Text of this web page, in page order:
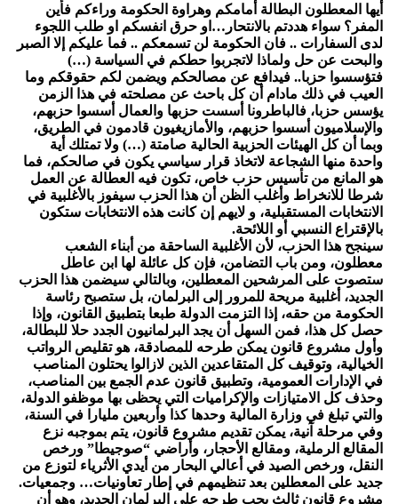
أيها المعطلون البطالة أمامكم وهراوة الحكومة وراءكم فأين
المفر؟ سواء هددتم بالانتحار…او حرق انفسكم او طلب اللجوء
لدى السفارات .. فان الحكومة لن تسمعكم .. فما عليكم إلا الصبر
والبحت عن حل ولماذا لاتجربوا حطكم في السياسة (…)
فتؤسسوا حزبا.. فيدافع عن مصالحكم ويضمن لكم حقوقكم وما
العيب في ذلك مادام أن كل باحث عن مصلحته في هذا الزمن
يؤسس حزبا، فالباطرونا أسست حزبها والعمال أسسوا حزبهم،
والإسلاميون أسسوا حزبهم، والأمازيغيون قادمون في الطريق،
وبما أن كل الهيئات الحزبية الحالية صامتة (…) ولا تمتلك أية
واحدة منها الشجاعة لاتخاذ قرار سياسي يكون في صالحكم، فما
هو المانع من تأسيس حزب خاص، تكون فيه العطالة عن العمل
شرطا للانخراط وأغلب الظن أن هذا الحزب سيفوز بالأغلبية في
الانتخابات المستقبلية، و لايهم إن كانت هذه الانتخابات ستكون
بالإقتراع النسبي أو اللائحة.
سينجح هذا الحزب، لأن الأغلبية الساحقة من أبناء الشعب
معطلون، ومن باب التضامن، فإن كل عائلة لها ابن عاطل
ستصوت على المرشحين المعطلين، وبالتالي سيضمن هذا الحزب
الجديد، أغلبية مريحة للمرور إلى البرلمان، بل ستصبح رئاسة
الحكومة من حقه، إذا التزمت الدولة طبعا بتطبيق القانون، وإذا
حصل كل هذا، فمن السهل أن يجد البرلمانيون الجدد حلا للبطالة،
وأول مشروع قانون يمكن طرحه للمصادقة، هو تقليص الرواتب
الخيالية، وتوقيف كل المتقاعدين الذين لازالوا يحتلون المناصب
في الإدارات العمومية، وتطبيق قانون عدم الجمع بين المناصب،
وحذف كل الامتيازات والإكراميات التي يحظى بها موظفو الدولة،
والتي تبلغ في وزارة المالية وحدها كذا وأربعين مليارا في السنة،
وفي مرحلة آنية، يمكن تقديم مشروع قانون، يتم بموجبه نزع
المقالع الرملية، ومقالع الأحجار، وأراضي “صوجيطا” ورخص
النقل، ورخص الصيد في أعالي البحار من أيدي الأثرياء لتوزع من
جديد على المعطلين بعد تنظيمهم في إطار تعاونيات… وجمعيات.
مشروع قانون ثالث يجب طرحه على البرلمان الجديد، وهو أن